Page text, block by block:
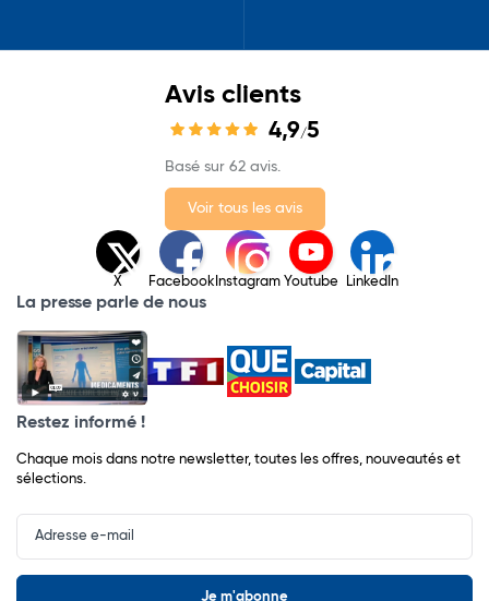
Avis clients
4,9/5
Basé sur 62 avis.
Voir tous les avis
X Facebook Instagram Youtube LinkedIn
La presse parle de nous
Restez informé !
Chaque mois dans notre newsletter, toutes les offres, nouveautés et
sélections.
Input
Newsletter